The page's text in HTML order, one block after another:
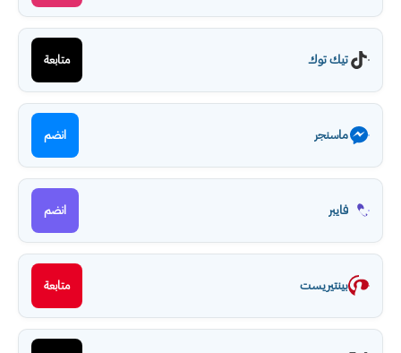
تيك توك متابعة
ماسنجر انضم
فايبر انضم
بينتيريست متابعة